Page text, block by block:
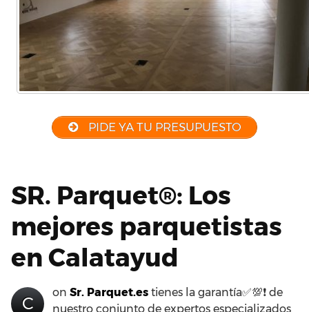
PIDE YA TU PRESUPUESTO
SR. Parquet®: Los
mejores parquetistas
en Calatayud
C
on Sr. Parquet.es tienes la garantía✅💯❗ de
nuestro conjunto de expertos especializados